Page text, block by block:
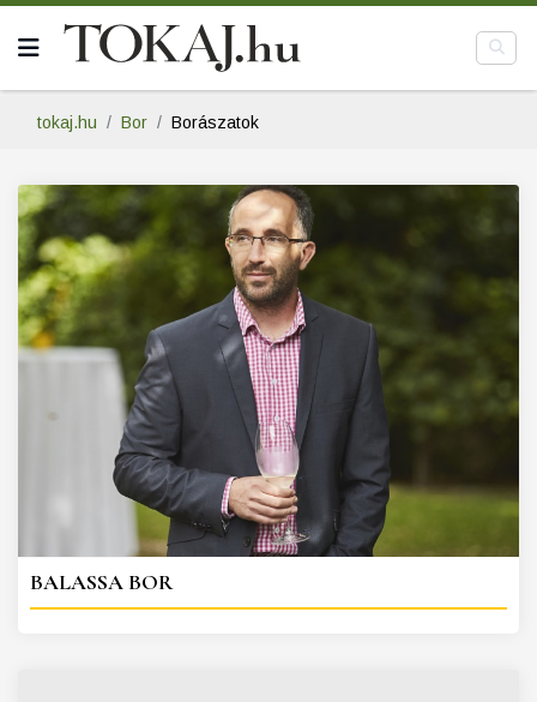
tokaj.hu Bor Borászatok
BALASSA BOR